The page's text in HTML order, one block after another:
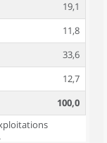
19,1
11,8
33,6
12,7
100,0